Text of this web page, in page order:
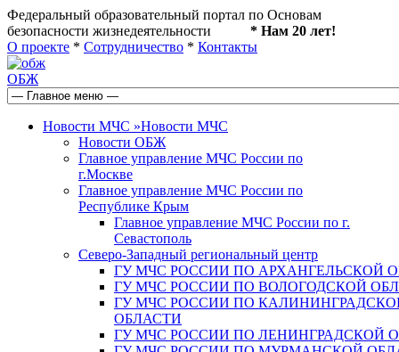
Федеральный образовательный портал по Основам
безопасности жизнедеятельности * Нам 20 лет!
О проекте * Сотрудничество * Контакты
ОБЖ
Новости МЧС »Новости МЧС
Новости ОБЖ
Главное управление МЧС России по
г.Москве
Главное управление МЧС России по
Республике Крым
Главное управление МЧС России по г.
Севастополь
Северо-Западный региональный центр
ГУ МЧС РОССИИ ПО АРХАНГЕЛЬСКОЙ
ГУ МЧС РОССИИ ПО ВОЛОГОДСКОЙ
ГУ МЧС РОССИИ ПО
ОБЛАСТИ
ГУ МЧС РОССИИ ПО ЛЕНИНГРАДСКОЙ